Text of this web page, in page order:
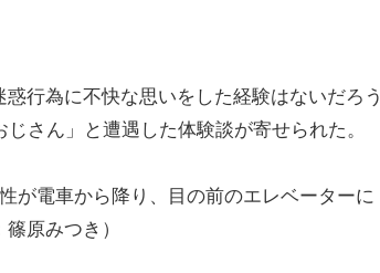
行為に不快な思いをした経験はないだろう
さん」と遭遇した体験談が寄せられた。
が電車から降り、目の前のエレベーターに
原みつき）